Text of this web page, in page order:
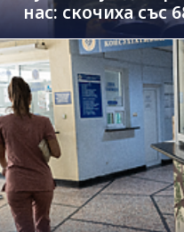
нас: скочиха със